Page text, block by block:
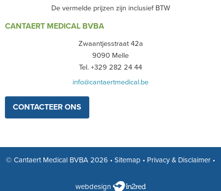
De vermelde prijzen zijn inclusief BTW
CANTAERT MEDICAL BVBA
Zwaantjesstraat 42a
9090 Melle
Tel. +329 282 24 44
info@cantaertmedical.be
CONTACTEER ONS
© Cantaert Medical BVBA 2026 • Sitemap • Privacy & Disclaimer •
webdesign